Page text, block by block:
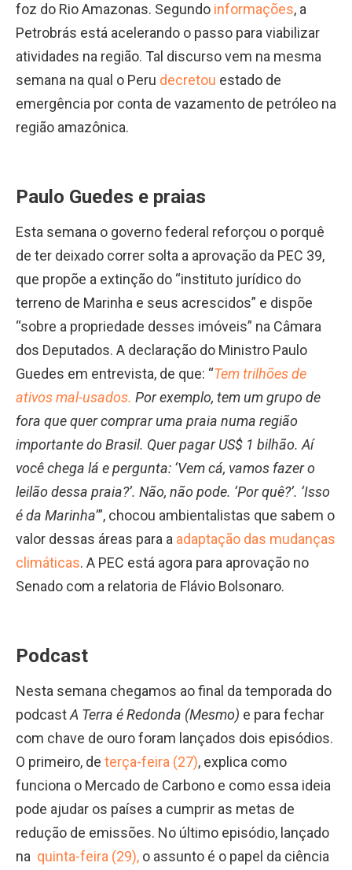
foz do Rio Amazonas. Segundo informações, a
Petrobrás está acelerando o passo para viabilizar
atividades na região. Tal discurso vem na mesma
semana na qual o Peru decretou estado de
emergência por conta de vazamento de petróleo na
região amazônica.
Paulo Guedes e praias
Esta semana o governo federal reforçou o porquê
de ter deixado correr solta a aprovação da PEC 39,
que propõe a extinção do “instituto jurídico do
terreno de Marinha e seus acrescidos” e dispõe
“sobre a propriedade desses imóveis” na Câmara
dos Deputados. A declaração do Ministro Paulo
Guedes em entrevista, de que: “Tem trilhões de
ativos mal-usados. Por exemplo, tem um grupo de
fora que quer comprar uma praia numa região
importante do Brasil. Quer pagar US$ 1 bilhão. Aí
você chega lá e pergunta: ‘Vem cá, vamos fazer o
leilão dessa praia?’. Não, não pode. ‘Por quê?’. ‘Isso
é da Marinha’”, chocou ambientalistas que sabem o
valor dessas áreas para a adaptação das mudanças
climáticas. A PEC está agora para aprovação no
Senado com a relatoria de Flávio Bolsonaro.
Podcast
Nesta semana chegamos ao final da temporada do
podcastA Terra é Redonda (Mesmo) e para fechar
com chave de ouro foram lançados dois episódios.
O primeiro, de terça-feira (27), explica como
funciona o Mercado de Carbono e como essa ideia
pode ajudar os países a cumprir as metas de
redução de emissões. No último episódio, lançado
na quinta-feira (29), o assunto é o papel da ciência